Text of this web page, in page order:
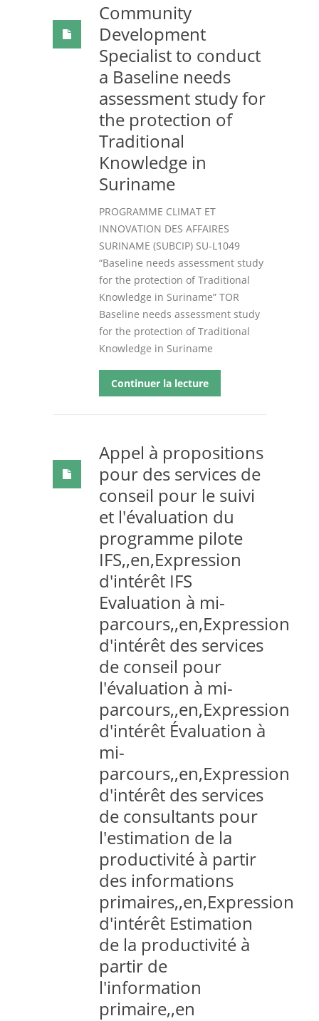
Community
Development
Specialist to conduct
a Baseline needs
assessment study for
the protection of
Traditional
Knowledge in
Suriname
PROGRAMME CLIMAT ET
INNOVATION DES AFFAIRES
SURINAME (SUBCIP) SU-L1049
“Baseline needs assessment study
for the protection of Traditional
Knowledge in Suriname” TOR
Baseline needs assessment study
for the protection of Traditional
Knowledge in Suriname
Continuer la lecture
Appel à propositions
pour des services de
conseil pour le suivi
et l'évaluation du
programme pilote
IFS,,en,Expression
d'intérêt IFS
Evaluation à mi-
parcours,,en,Expression
d'intérêt des services
de conseil pour
l'évaluation à mi-
parcours,,en,Expression
d'intérêt Évaluation à
mi-
parcours,,en,Expression
d'intérêt des services
de consultants pour
l'estimation de la
productivité à partir
des informations
primaires,,en,Expression
d'intérêt Estimation
de la productivité à
partir de
l'information
primaire,,en